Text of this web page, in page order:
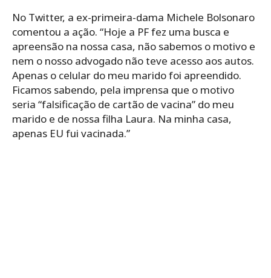
No Twitter, a ex-primeira-dama Michele Bolsonaro
comentou a ação. “Hoje a PF fez uma busca e
apreensão na nossa casa, não sabemos o motivo e
nem o nosso advogado não teve acesso aos autos.
Apenas o celular do meu marido foi apreendido.
Ficamos sabendo, pela imprensa que o motivo
seria “falsificação de cartão de vacina” do meu
marido e de nossa filha Laura. Na minha casa,
apenas EU fui vacinada.”